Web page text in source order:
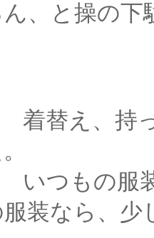
、と操の下
ってくる
装なら、
装なら、